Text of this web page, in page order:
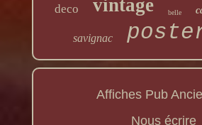
deco vintage belle
savignac
Affiches Pub
Nous écrire